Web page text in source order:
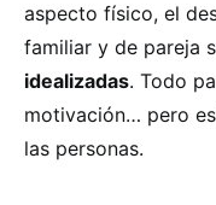
aspecto físico, el
familiar y de pareja
idealizadas. Todo
motivación… pero
las personas.